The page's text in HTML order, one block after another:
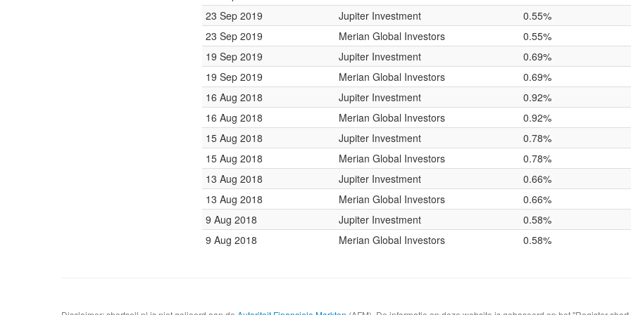
23 Sep 2019
Jupiter Investment
0.55%
23 Sep 2019
Merian Global Investors
0.55%
19 Sep 2019
Jupiter Investment
0.69%
19 Sep 2019
Merian Global Investors
0.69%
16 Aug 2018
Jupiter Investment
0.92%
16 Aug 2018
Merian Global Investors
0.92%
15 Aug 2018
Jupiter Investment
0.78%
15 Aug 2018
Merian Global Investors
0.78%
13 Aug 2018
Jupiter Investment
0.66%
13 Aug 2018
Merian Global Investors
0.66%
9 Aug 2018
Jupiter Investment
0.58%
9 Aug 2018
Merian Global Investors 0.58%